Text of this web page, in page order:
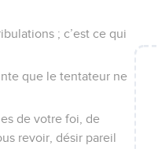
; c’est ce qui
que le tentateur ne
de votre foi, de
revoir, désir pareil